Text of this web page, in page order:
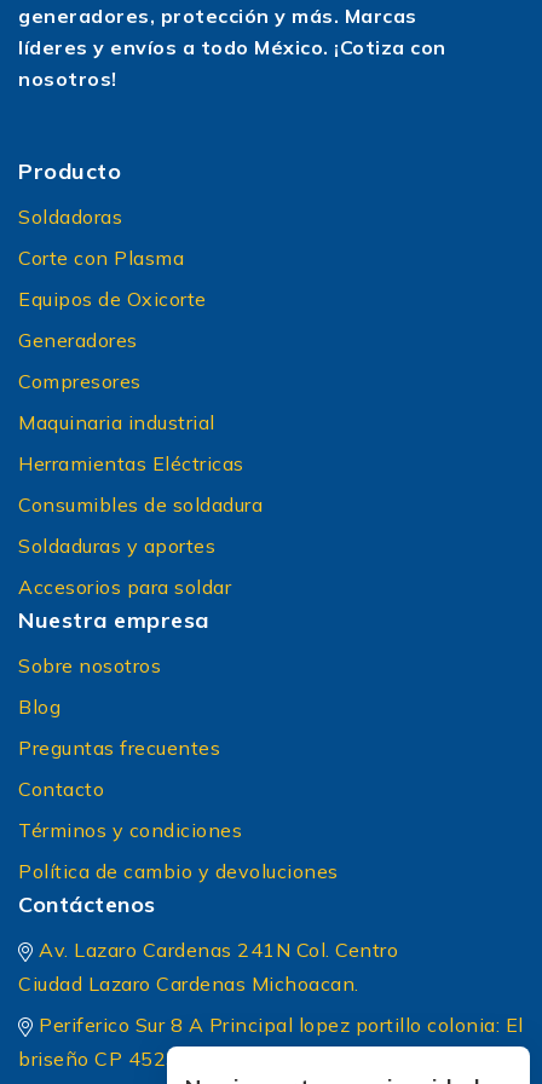
generadores, protección y más. Marcas
líderes y envíos a todo México. ¡Cotiza con
nosotros!
Producto
Soldadoras
Corte con Plasma
Equipos de Oxicorte
Generadores
Compresores
Maquinaria industrial
Herramientas Eléctricas
Consumibles de soldadura
Soldaduras y aportes
Accesorios para soldar
Nuestra empresa
Sobre nosotros
Blog
Preguntas frecuentes
Contacto
Términos y condiciones
Política de cambio y devoluciones
Contáctenos
Av. Lazaro Cardenas 241N Col. Centro
Ciudad Lazaro Cardenas Michoacan.
Periferico Sur 8 A Principal lopez portillo colonia: El
briseño CP 45236 Zapopan Jalisco